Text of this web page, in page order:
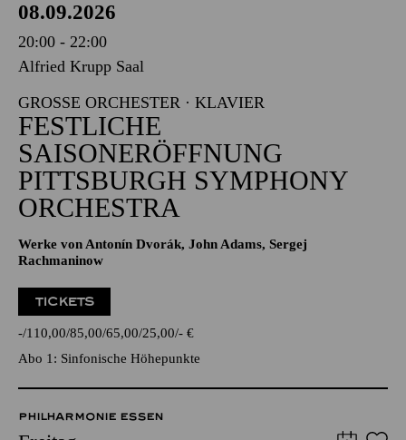
08.09.2026
20:00 - 22:00
Alfried Krupp Saal
GROSSE ORCHESTER · KLAVIER
FESTLICHE
SAISONERÖFFNUNG
PITTSBURGH SYMPHONY
ORCHESTRA
Werke von Antonín Dvorák, John Adams, Sergej
Rachmaninow
TICKETS
- 110,00 85,00 65,00 25,00 - €
Abo 1: Sinfonische Höhepunkte
PHILHARMONIE ESSEN